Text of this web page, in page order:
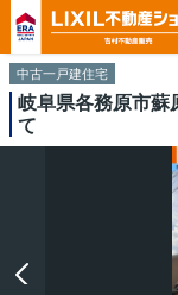
中古一戸建住宅
岐阜県各務原市
て